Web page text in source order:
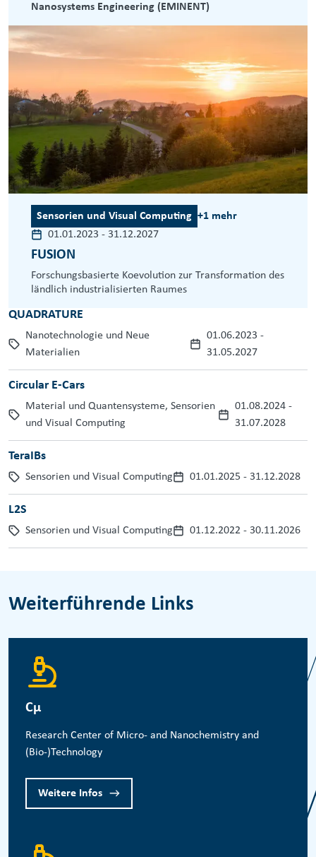
Nanosystems Engineering (EMINENT)
Sensorien und Visual Computing +1 mehr
01.01.2023 - 31.12.2027
FUSION
Forschungsbasierte Koevolution zur Transformation des
ländlich industrialisierten Raumes
QUADRATURE
Nanotechnologie und Neue
Materialien
01.06.2023 -
31.05.2027
Circular E-Cars
Material und Quantensysteme, Sensorien
und Visual Computing
01.08.2024-
31.07.2028
TeraIBs
Sensorien und Visual Computing 01.01.2025 - 31.12.2028
L2S
Sensorien und Visual Computing 01.12.2022 - 30.11.2026
Weiterführende Links
Cμ
Research Center of Micro- and Nanochemistry and
(Bio-)Technology
Weitere Infos